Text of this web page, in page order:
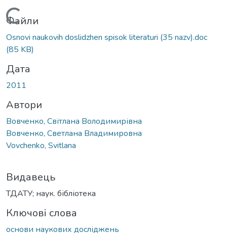
Вантажиться...
Файли
Osnovi naukovih doslidzhen spisok literaturi (35 nazv).doc
(85 KB)
Дата
2011
Автори
Вовченко, Світлана Володимирівна
Вовченко, Светлана Владимировна
Vovchenko, Svitlana
Видавець
ТДАТУ; наук. бібліотека
Ключові слова
основи наукових досліджень